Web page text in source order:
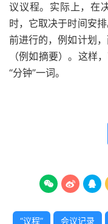
议议程。实际上，在
时，它取决于时间安
前进行的，例如计划
（例如摘要）。这样
“分钟”一词。
  
“议程” 会议记录